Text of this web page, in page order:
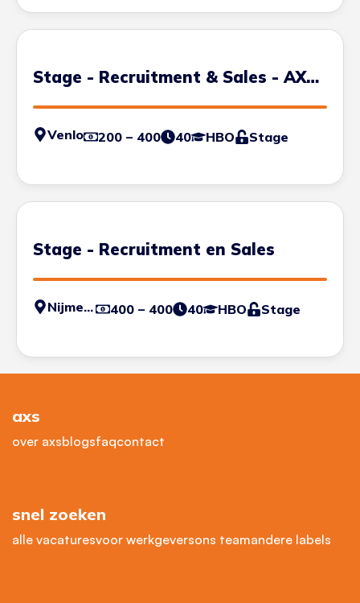
Stage - Recruitment & Sales - AXS
Venlo
Venlo 200 – 400 40 HBO Stage
Stage - Recruitment en Sales
Nijmegen 400 – 400 40 HBO Stage
axs
over axsblogsfaqcontact
snel zoeken
alle vacaturesvoor werkgeversons teamandere labels